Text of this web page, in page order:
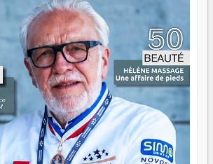
montrer où sont les récifs. Les jeunes
ont l'expérience, comme on dit. Ce
de générations — c'est une question
vos réussites, mais aussi vos échecs.
d'ailleurs — ils enseignent mieux que
À Madagascar, la barque avance.
que tout le monde rame dans le